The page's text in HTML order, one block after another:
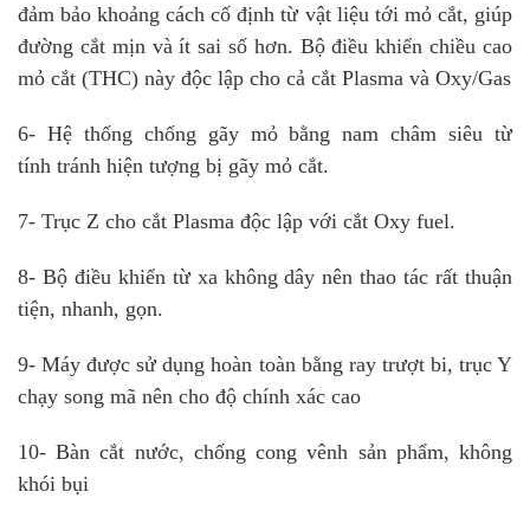
đảm bảo khoảng cách cố định từ vật liệu tới mỏ cắt, giúp
đường cắt mịn và ít sai số hơn. Bộ điều khiển chiều cao
mỏ cắt (THC) này độc lập cho cả cắt Plasma và Oxy/Gas
6- Hệ thống chống gãy mỏ bằng nam châm siêu từ
tính tránh hiện tượng bị gãy mỏ cắt.
7- Trục Z cho cắt Plasma độc lập với cắt Oxy fuel.
8- Bộ điều khiển từ xa không dây nên thao tác rất thuận
tiện, nhanh, gọn.
9- Máy được sử dụng hoàn toàn bằng ray trượt bi, trục Y
chạy song mã nên cho độ chính xác cao
10- Bàn cắt nước, chống cong vênh sản phẩm, không
khói bụi